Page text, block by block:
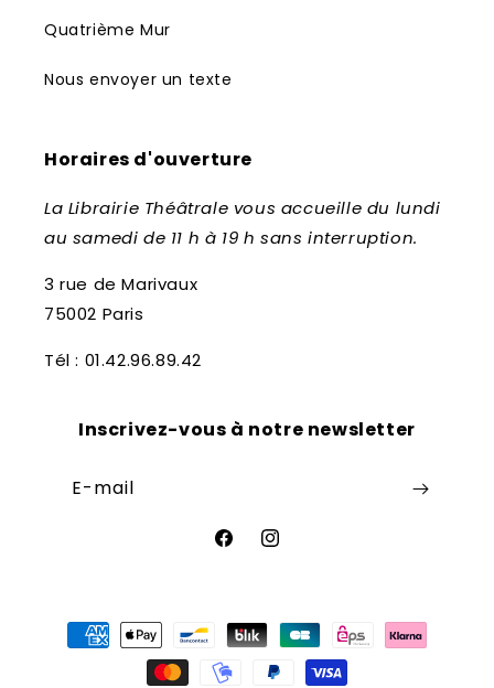
Quatrième Mur
Nous envoyer un texte
Horaires d'ouverture
La Librairie Théâtrale vous accueille du lundi
au samedi de 11 h à 19 h sans interruption.
3 rue de Marivaux
75002 Paris
Tél : 01.42.96.89.42
Inscrivez-vous à notre newsletter
E-mail
FacebookInstagram
Moyens